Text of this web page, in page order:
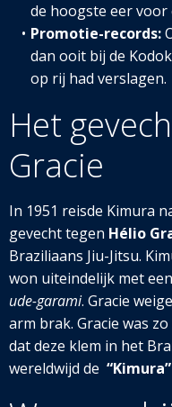
de hoogste eer voor
Promotie-records:
dan ooit bij de
op rij had verslagen.
Het
Gracie
In 1951 reisde Kimura
gevecht tegen Hélio
Braziliaans Jiu-Jitsu.
won uiteindelijk met
ude-garami. Gracie
arm brak. Gracie was
dat deze klem in het
wereldwijd de “Kimura”